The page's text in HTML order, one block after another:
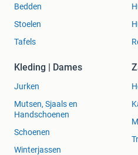
Bedden
Stoelen
Tafels
Kleding | Dames
Jurken
Mutsen, Sjaals en
Handschoenen
Schoenen
Winterjassen